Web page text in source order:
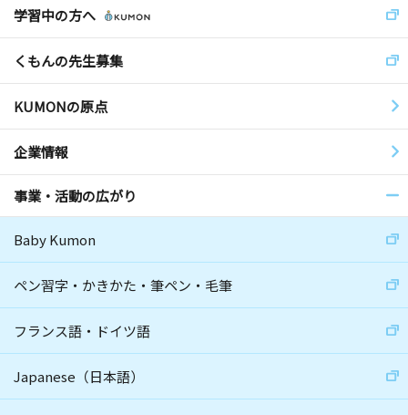
学習中の方へ
くもんの先生募集
KUMONの原点
企業情報
事業・活動の広がり
Baby Kumon
ペン習字・かきかた・筆ペン・毛筆
フランス語・ドイツ語
Japanese（日本語）